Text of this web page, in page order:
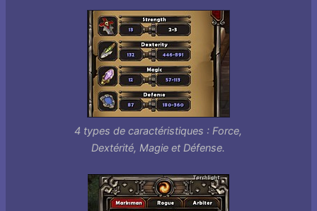
4 types de caractéristiques : Force,
Dextérité, Magie et Défense.